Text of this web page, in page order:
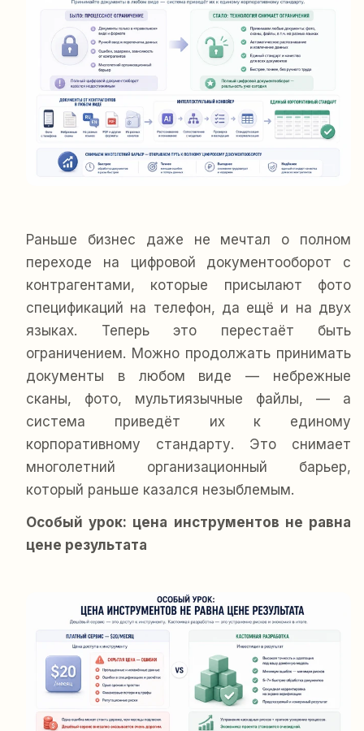
Раньше бизнес даже не мечтал о полном
переходе на цифровой документооборот с
контрагентами, которые присылают фото
спецификаций на телефон, да ещё и на двух
языках. Теперь это перестаёт быть
ограничением. Можно продолжать принимать
документы в любом виде — небрежные
сканы, фото, мультиязычные файлы, — а
система приведёт их к единому
корпоративному стандарту. Это снимает
многолетний организационный барьер,
который раньше казался незыблемым.
Особый урок: цена инструментов не равна
цене результата